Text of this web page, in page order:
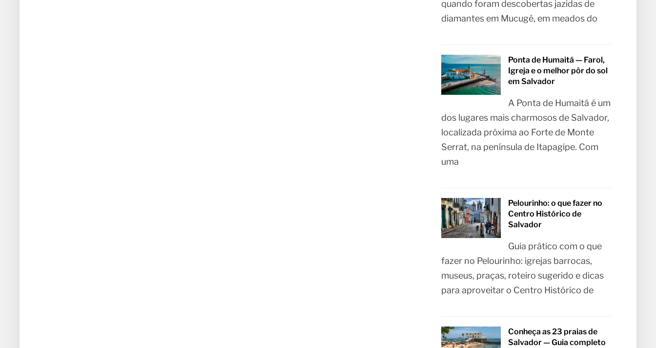
quando foram descobertas jazidas de
diamantes em Mucugê, em meados do
Ponta de Humaitá — Farol,
Igreja e o melhor pôr do sol
em Salvador
A Ponta de Humaitá é um
dos lugares mais charmosos de Salvador,
localizada próxima ao Forte de Monte
Serrat, na península de Itapagipe. Com
uma
Pelourinho: o que fazer no
Centro Histórico de
Salvador
Guia prático com o que
fazer no Pelourinho: igrejas barrocas,
museus, praças, roteiro sugerido e dicas
para aproveitar o Centro Histórico de
Conheça as 23 praias de
Salvador — Guia completo